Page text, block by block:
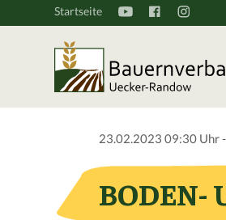
Startseite
23.02.2023 09:30 Uhr
BODEN-